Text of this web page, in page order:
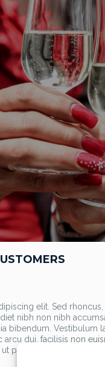
elit. Sed
nibh non nibh
bibendum. Vestibulum
arcu dui, facilisis non
placerat leo ultrices.